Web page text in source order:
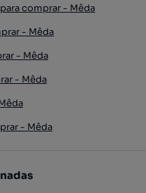
comprar - Mêda
- Mêda
- Mêda
- Mêda
- Mêda